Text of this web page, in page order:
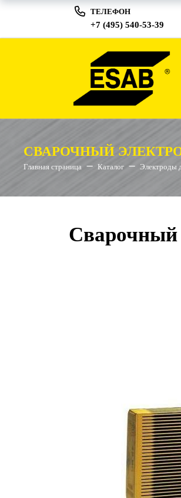
ТЕЛЕФОН
+7 (495) 540-53-39
СВАРОЧНЫЙ ЭЛЕКТРОД
Главная страница Каталог Электроды
Сварочный